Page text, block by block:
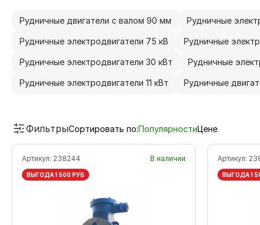
Рудничные двигатели с валом 90 мм Рудничные
Рудничные электродвигатели 75 кВ Рудничные
Рудничные электродвигатели 30 кВт Рудничные
Рудничные электродвигатели 11 кВт Рудничные
ФильтрыСортировать по:ПопулярностиЦене
Артикул: 238244 В наличии
ВЫГОДА 1 500 РУБ
Артикул:
ВЫГОДА 1